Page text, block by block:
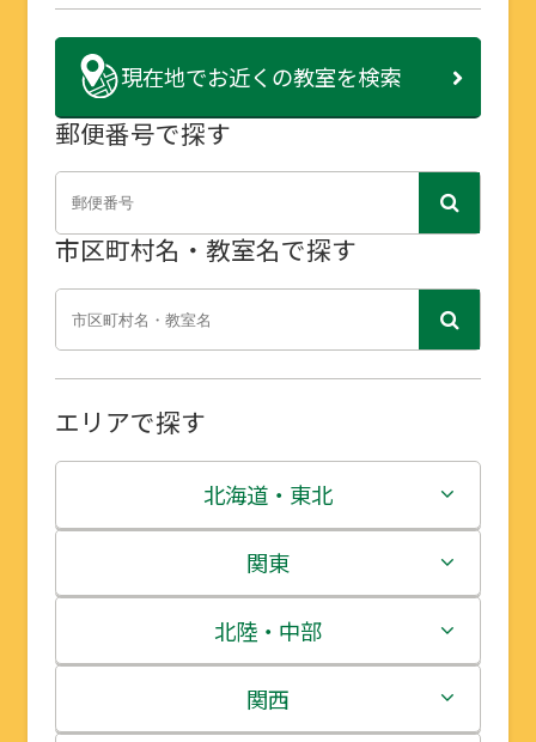
現在地でお近くの教室を検索
郵便番号で探す
市区町村名・教室名で探す
エリアで探す
北海道・東北
北海道
青森県
岩手県
関東
茨城県
栃木県
北陸・中部
新潟県
関西